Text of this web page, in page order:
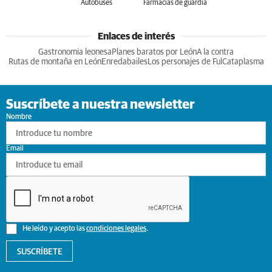
Autobuses Farmacias de guardia
Enlaces de interés
Gastronomia leonesa Planes baratos por LeónA la contra
Rutas de montaña en LeónEnredabailesLos personajes de Ful Cataplasma
Suscríbete a nuestra newsletter
Nombre
He leído y acepto lascondiciones legales.
Email
SUSCRÍBETE